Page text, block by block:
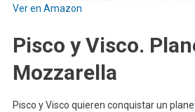
Ver en Amazon
Pisco y Visco.
Mozzarella
Pisco y Visco quieren conquistar un